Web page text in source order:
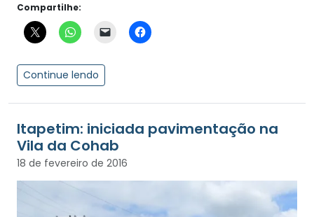
Compartilhe:
Continue lendo
Itapetim: iniciada pavimentação na
18 de fevereiro de 2016